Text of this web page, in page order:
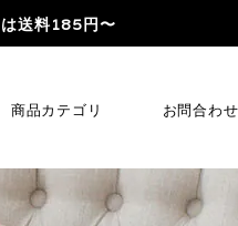
送料185円〜
商品カテゴリ お問合わせ